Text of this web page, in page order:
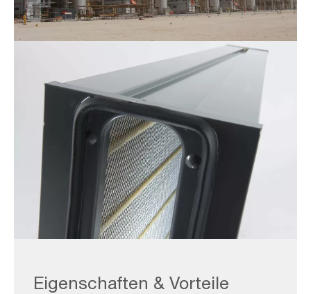
System_F&B
System_F&B
Eigenschaften & Vorteile